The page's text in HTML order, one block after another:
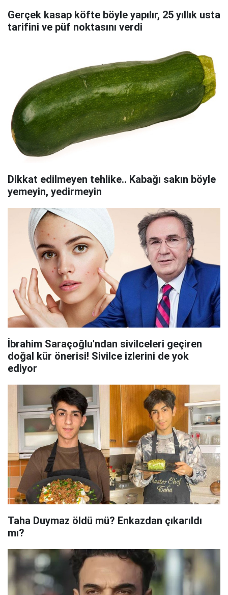
Gerçek kasap köfte böyle yapılır, 25 yıllık usta
tarifini ve püf noktasını verdi
Dikkat edilmeyen tehlike.. Kabağı sakın böyle
yemeyin, yedirmeyin
İbrahim Saraçoğlu'ndan sivilceleri geçiren
doğal kür önerisi! Sivilce izlerini de yok
ediyor
Taha Duymaz öldü mü? Enkazdan çıkarıldı
mı?